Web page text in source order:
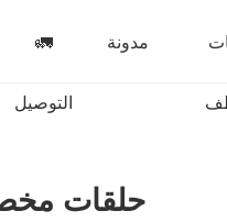
مدونة 🚛
التوصيل
حلقات